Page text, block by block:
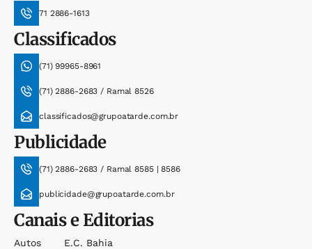
71 2886-1613
Classificados
(71) 99965-8961
(71) 2886-2683 / Ramal 8526
classificados@grupoatarde.com.br
Publicidade
(71) 2886-2683 / Ramal 8585 | 8586
publicidade@grupoatarde.com.br
Canais e Editorias
Autos
E.c. Bahia